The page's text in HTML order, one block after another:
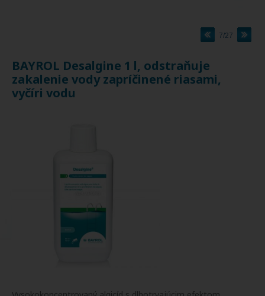
7/27
BAYROL Desalgine 1 l, odstraňuje
zakalenie vody zapríčinené riasami,
vyčíri vodu